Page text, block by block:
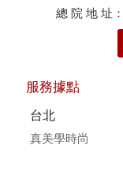
總 院 地 址
服務據點
台北
真美學時尚